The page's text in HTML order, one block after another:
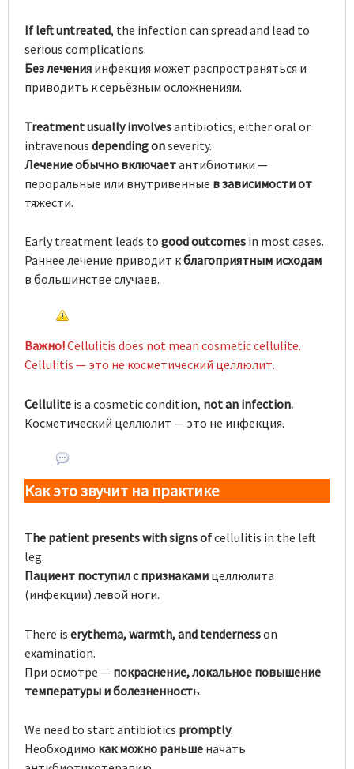
If left untreated, the infection can spread and lead to
serious complications.
Без лечения инфекция может распространяться и
приводить к серьёзным осложнениям.
Treatment usually involvesantibiotics, either oral or
intravenous depending onseverity.
Лечение обычно включаетантибиотики —
пероральные или внутривенные в зависимости от
тяжести.
Early treatment leads to good outcomes in most cases.
Раннее лечение приводит кблагоприятным исходам
в большинстве случаев.
Важно!Cellulitis does not mean cosmetic cellulite.
Cellulitis — это не косметический целлюлит.
Cellulite is a cosmetic condition, not an infection.
Косметический целлюлит — это не инфекция.
Как это звучит на практике
The patient presents with signs ofcellulitis in the left
leg.
Пациент поступил с признаками целлюлита
(инфекции) левой ноги.
There is erythema, warmth, and tendernesson
examination.
При осмотре — покраснение, локальное повышение
температуры и болезненность.
We need to start antibiotics promptly.
Необходимо как можно раньше начать